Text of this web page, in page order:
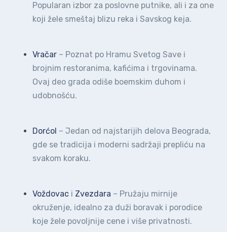
Popularan izbor za poslovne putnike, ali i za one
koji žele smeštaj blizu reka i Savskog keja.
Vračar – Poznat po Hramu Svetog Save i
brojnim restoranima, kafićima i trgovinama.
Ovaj deo grada odiše boemskim duhom i
udobnošću.
Dorćol – Jedan od najstarijih delova Beograda,
gde se tradicija i moderni sadržaji prepliću na
svakom koraku.
Voždovac i Zvezdara – Pružaju mirnije
okruženje, idealno za duži boravak i porodice
koje žele povoljnije cene i više privatnosti.